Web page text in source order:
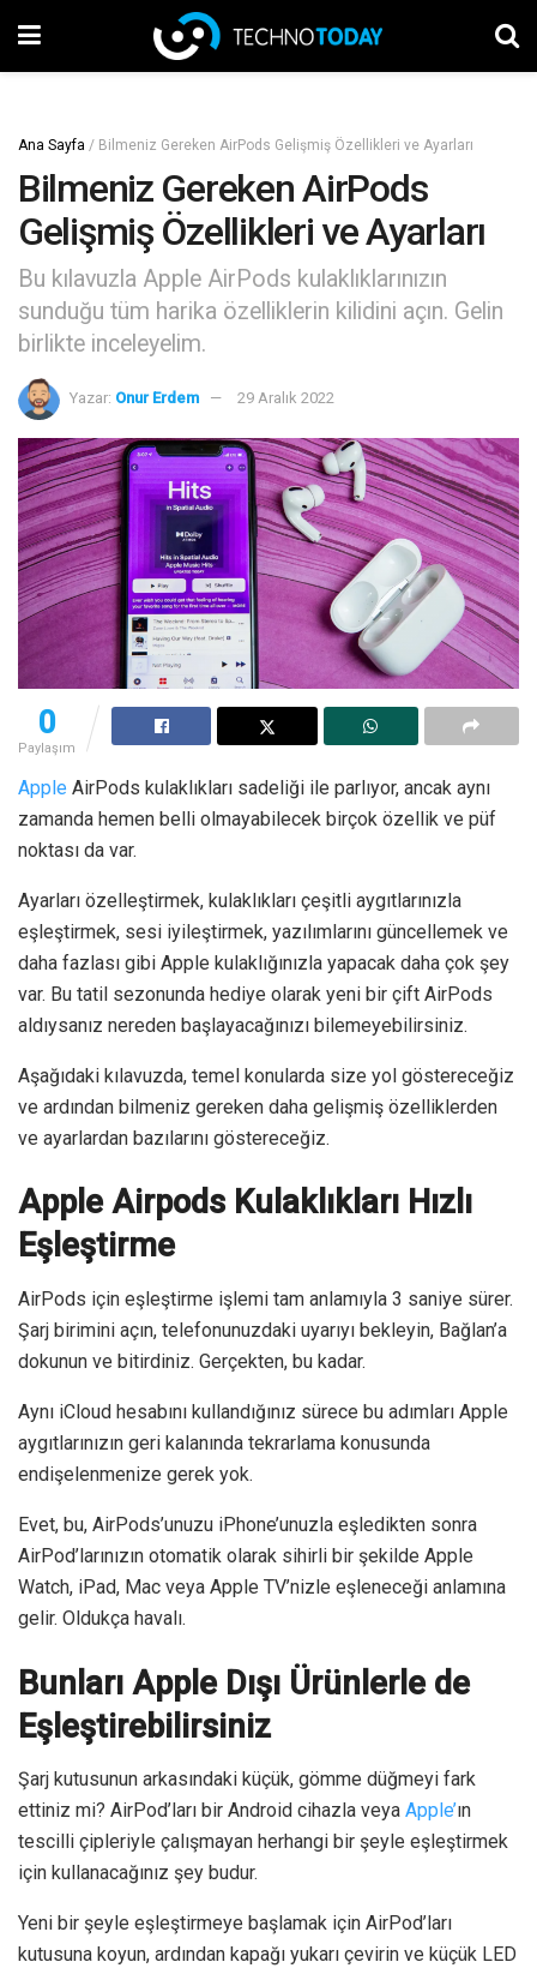
Ana Sayfa / Bilmeniz Gereken AirPods Gelişmiş Özellikleri ve Ayarları
Bilmeniz Gereken AirPods
Gelişmiş Özellikleri ve Ayarları
Bu kılavuzla Apple AirPods kulaklıklarınızın
sunduğu tüm harika özelliklerin kilidini açın. Gelin
birlikte inceleyelim.
Yazar: Onur Erdem 29 Aralık 2022
0
Paylaşım
Apple AirPods kulaklıkları sadeliği ile parlıyor, ancak aynı
zamanda hemen belli olmayabilecek birçok özellik ve püf
noktası da var.
Ayarları özelleştirmek, kulaklıkları çeşitli aygıtlarınızla
eşleştirmek, sesi iyileştirmek, yazılımlarını güncellemek ve
daha fazlası gibi Apple kulaklığınızla yapacak daha çok şey
var. Bu tatil sezonunda hediye olarak yeni bir çift AirPods
aldıysanız nereden başlayacağınızı bilemeyebilirsiniz.
Aşağıdaki kılavuzda, temel konularda size yol göstereceğiz
ve ardından bilmeniz gereken daha gelişmiş özelliklerden
ve ayarlardan bazılarını göstereceğiz.
Apple Airpods Kulaklıkları Hızlı
Eşleştirme
AirPods için eşleştirme işlemi tam anlamıyla 3 saniye sürer.
Şarj birimini açın, telefonunuzdaki uyarıyı bekleyin, Bağlan’a
dokunun ve bitirdiniz. Gerçekten, bu kadar.
Aynı iCloud hesabını kullandığınız sürece bu adımları Apple
aygıtlarınızın geri kalanında tekrarlama konusunda
endişelenmenize gerek yok.
Evet, bu, AirPods’unuzu iPhone’unuzla eşledikten sonra
AirPod’larınızın otomatik olarak sihirli bir şekilde Apple
Watch, iPad, Mac veya Apple TV’nizle eşleneceği anlamına
gelir. Oldukça havalı.
Bunları Apple Dışı Ürünlerle de
Eşleştirebilirsiniz
Şarj kutusunun arkasındaki küçük, gömme düğmeyi fark
ettiniz mi? AirPod’ları bir Android cihazla veya Apple’ın
tescilli çipleriyle çalışmayan herhangi bir şeyle eşleştirmek
için kullanacağınız şey budur.
Yeni bir şeyle eşleştirmeye başlamak için AirPod’ları
kutusuna koyun, ardından kapağı yukarı çevirin ve küçük LED